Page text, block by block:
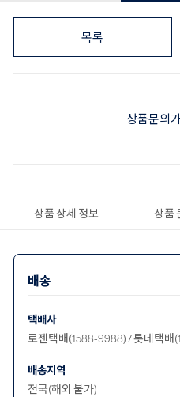
목록
상품문의
상품 상세 정보 상품
배송
택배사
로젠택배(1588-9988) / 롯데택배
배송지역
전국(해외 불가)